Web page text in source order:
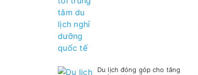
Du lịch đóng góp cho tăng